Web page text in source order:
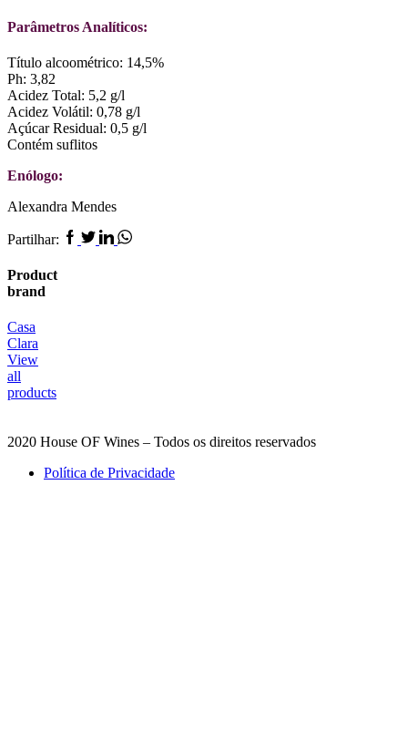
Parâmetros Analíticos:
Título alcoométrico: 14,5%
Ph: 3,82
Acidez Total: 5,2 g/l
Acidez Volátil: 0,78 g/l
Açúcar Residual: 0,5 g/l
Contém suflitos
Enólogo:
Alexandra Mendes
Partilhar: Facebook
TwitterLinkedin
Whatsapp
Product
brand
Casa
Clara
View
all
products
2020 House OF Wines – Todos os direitos reservados
Política de Privacidade